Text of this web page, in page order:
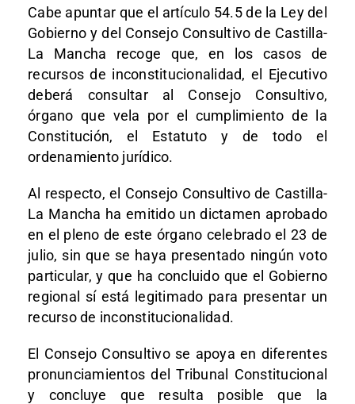
Cabe apuntar que el artículo 54.5 de la Ley del
Gobierno y del Consejo Consultivo de Castilla-
La Mancha recoge que, en los casos de
recursos de inconstitucionalidad, el Ejecutivo
deberá consultar al Consejo Consultivo,
órgano que vela por el cumplimiento de la
Constitución, el Estatuto y de todo el
ordenamiento jurídico.
Al respecto, el Consejo Consultivo de Castilla-
La Mancha ha emitido un dictamen aprobado
en el pleno de este órgano celebrado el 23 de
julio, sin que se haya presentado ningún voto
particular, y que ha concluido que el Gobierno
regional sí está legitimado para presentar un
recurso de inconstitucionalidad.
El Consejo Consultivo se apoya en diferentes
pronunciamientos del Tribunal Constitucional
y concluye que resulta posible que la